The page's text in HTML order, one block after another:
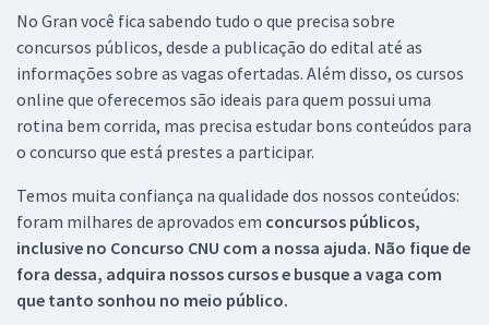
No Gran você fica sabendo tudo o que precisa sobre
concursos públicos, desde a publicação do edital até as
informações sobre as vagas ofertadas. Além disso, os cursos
online que oferecemos são ideais para quem possui uma
rotina bem corrida, mas precisa estudar bons conteúdos para
o concurso que está prestes a participar.
Temos muita confiança na qualidade dos nossos conteúdos:
foram milhares de aprovados em concursos públicos,
inclusive no Concurso CNU com a nossa ajuda. Não fique de
fora dessa, adquira nossos cursos e busque a vaga com
que tanto sonhou no meio público.